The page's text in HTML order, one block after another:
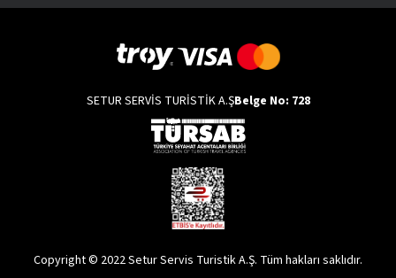
SETUR SERVİS TURİSTİK A.ŞBelge No: 728
Copyright © 2022 Setur Servis Turistik A.Ş. Tüm hakları saklıdır.